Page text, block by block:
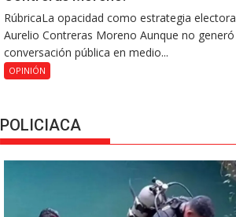
RúbricaLa opacidad como estrategia
Aurelio Contreras Moreno Aunque no
conversación pública en medio...
OPINIÓN
POLICIACA